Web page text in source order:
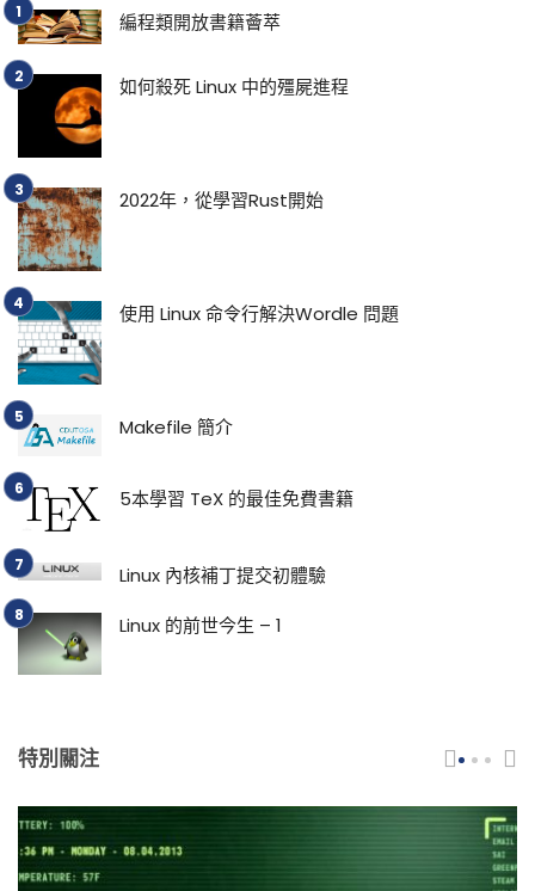
編程類開放書籍薈萃
如何殺死 Linux 中的殭屍進程
2022年，從學習Rust開始
使用 Linux 命令行解決Wordle 問題
Makefile 簡介
5本學習 TeX 的最佳免費書籍
Linux 內核補丁提交初體驗
Linux 的前世今生 – 1
特別關注